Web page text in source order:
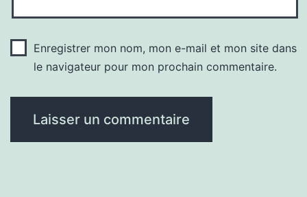
Enregistrer mon nom, mon e-mail et mon site dans
le navigateur pour mon prochain commentaire.